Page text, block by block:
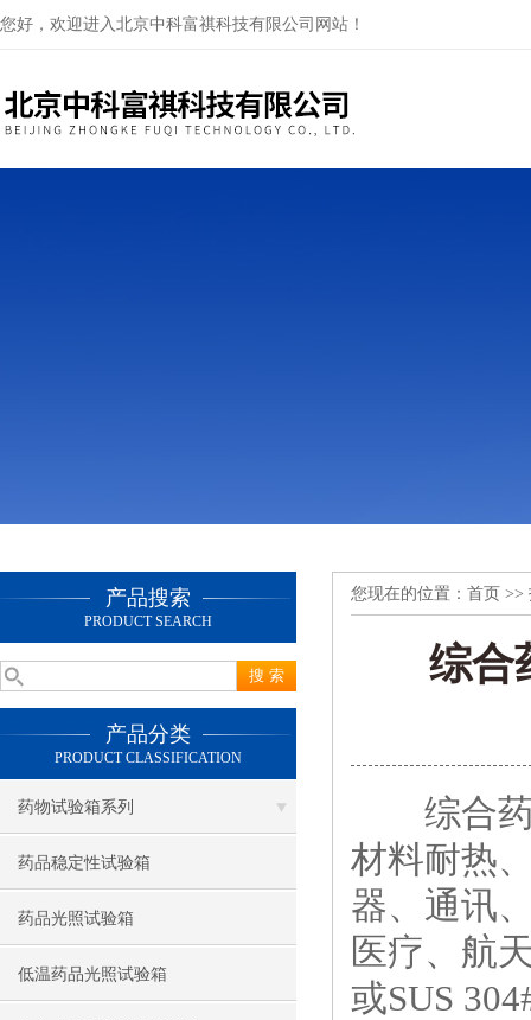
您好，欢迎进入北京中科富祺科技有限公司网站！
产品搜索
PRODUCT SEARCH
产品分类
PRODUCT CLASSIFICATION
药物试验箱系列
药品稳定性试验箱
药品光照试验箱
低温药品光照试验箱
您现在的位置： 首页 >>
综合
综合
材料耐热
器、通讯
医疗、航
或SUS